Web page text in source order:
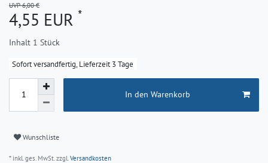
UVP 6,00 €
4,55 EUR *
Inhalt 1 Stück
Sofort versandfertig, Lieferzeit 3 Tage
In den Warenkorb
Wunschliste
* inkl. ges. MwSt. zzgl.Versandkosten